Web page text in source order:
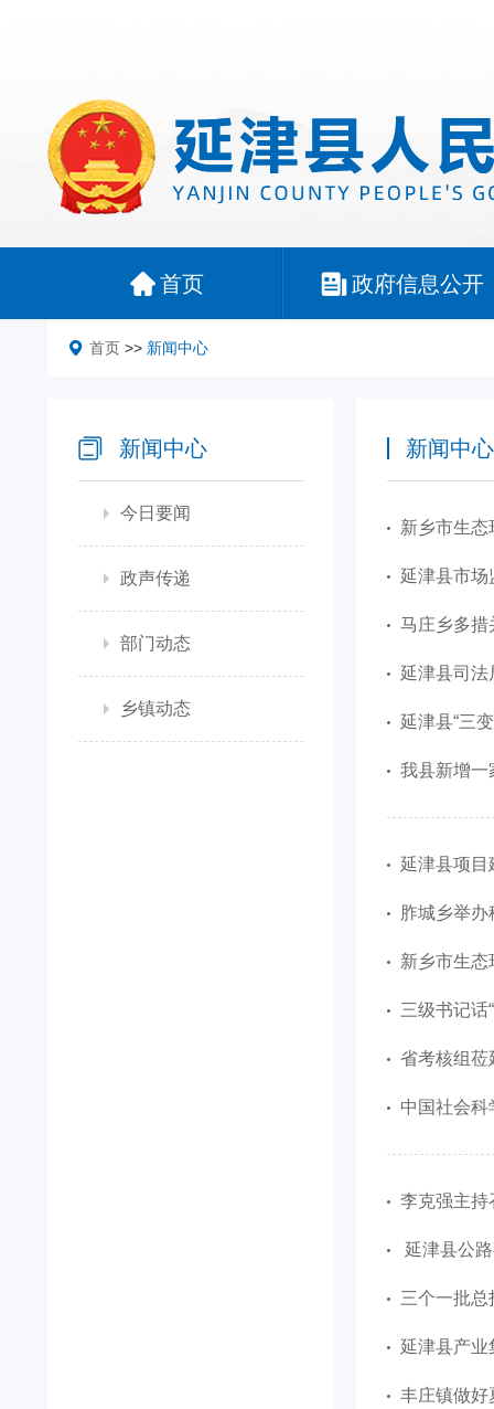
首页 政府信息公开
首页 >> 新闻中心
新闻中心
今日要闻
政声传递
部门动态
乡镇动态
新闻中心
新乡市生态
延津县市场
马庄乡多措
延津县司法
延津县“三
我县新增一
延津县项目
胙城乡举
新乡市生
三级书记话
省考核组莅
中国社会
李克强主持召
延津县公
三个一批
延津县产业
丰庄镇做好